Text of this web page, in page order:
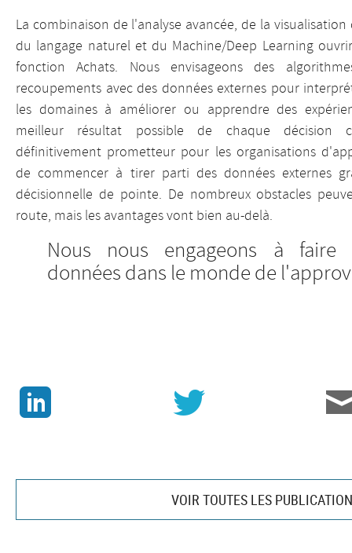
La combinaison de l'analyse avancée, de la
du langage naturel et du Machine/Deep Learning
fonction Achats. Nous envisageons des
recoupements avec des données externes pour
les domaines à améliorer ou apprendre des
meilleur résultat possible de chaque décision
définitivement prometteur pour les organisations
de commencer à tirer parti des données externes
décisionnelle de pointe. De nombreux obstacles
route, mais les avantages vont bien au-delà.
Nous nous engageons à faire
données dans le monde de
J v
VOIR TOUTES LES